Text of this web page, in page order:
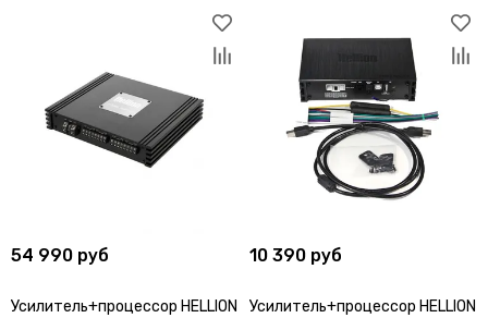
54 990 руб
Усилитель+процессор HELLION
10 390 руб
Усилитель+процессор HELLION